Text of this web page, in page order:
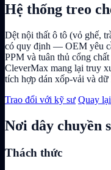
Hệ thống treo
Dệt nội thất ô tô (vỏ ghế,
có quy định — OEM yêu
PPM và tuân thủ cổng
CleverMax mang lại truy
tích hợp dán xốp-vải và
Trao đổi với kỹ sư Quay
Nơi dây chuyền
Thách thức